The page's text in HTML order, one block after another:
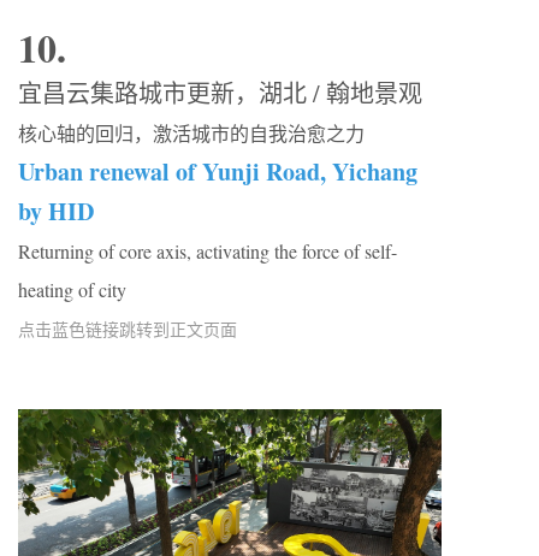
10.
宜昌云集路城市更新，湖北 / 翰地景观
核心轴的回归，激活城市的自我治愈之力
Urban renewal of Yunji Road, Yichang
by HID
Returning of core axis, activating the force of self-
heating of city
点击蓝色链接跳转到正文页面